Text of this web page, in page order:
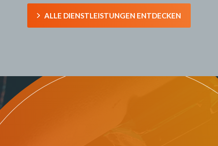
ALLE DIENSTLEISTUNGEN ENTDECKEN